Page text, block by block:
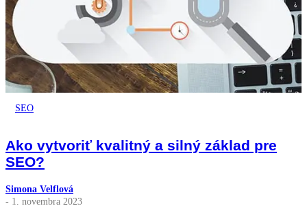
SEO
Ako vytvoriť kvalitný a silný základ pre
SEO?
Simona Velflová
- 1. novembra 2023